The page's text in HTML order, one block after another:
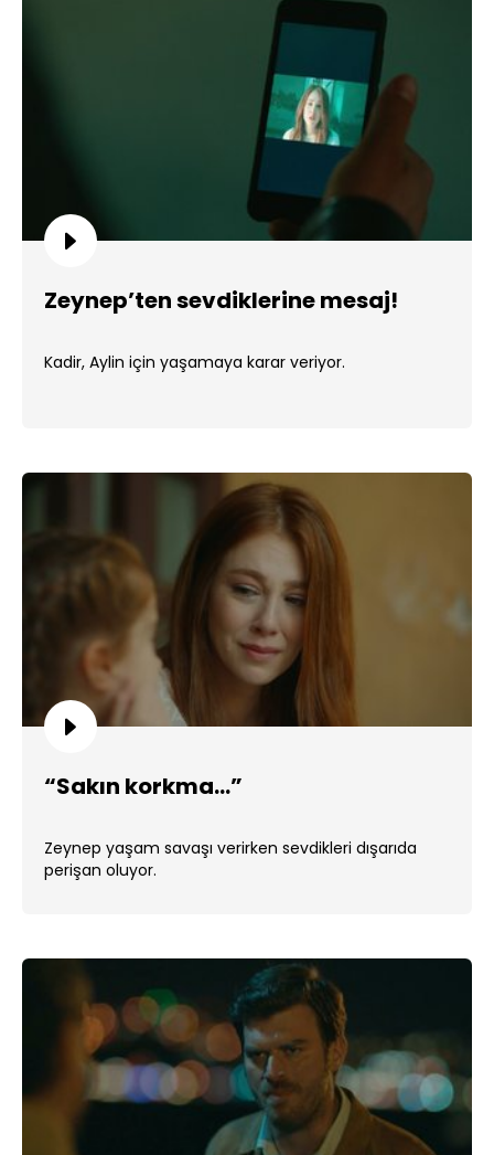
Zeynep’ten sevdiklerine mesaj!
Kadir, Aylin için yaşamaya karar veriyor.
“Sakın korkma…”
Zeynep yaşam savaşı verirken sevdikleri dışarıda
perişan oluyor.